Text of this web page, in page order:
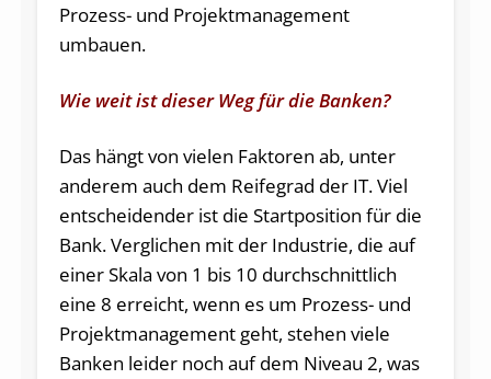
Prozess- und Projektmanagement
umbauen.
Wie weit ist dieser Weg für die Banken?
Das hängt von vielen Faktoren ab, unter
anderem auch dem Reifegrad der IT. Viel
entscheidender ist die Startposition für die
Bank. Verglichen mit der Industrie, die auf
einer Skala von 1 bis 10 durchschnittlich
eine 8 erreicht, wenn es um Prozess- und
Projektmanagement geht, stehen viele
Banken leider noch auf dem Niveau 2, was